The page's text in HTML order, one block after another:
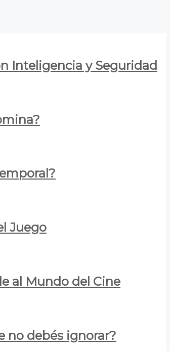
Inteligencia y Seguridad
Juego
al Mundo del Cine
no debés ignorar?